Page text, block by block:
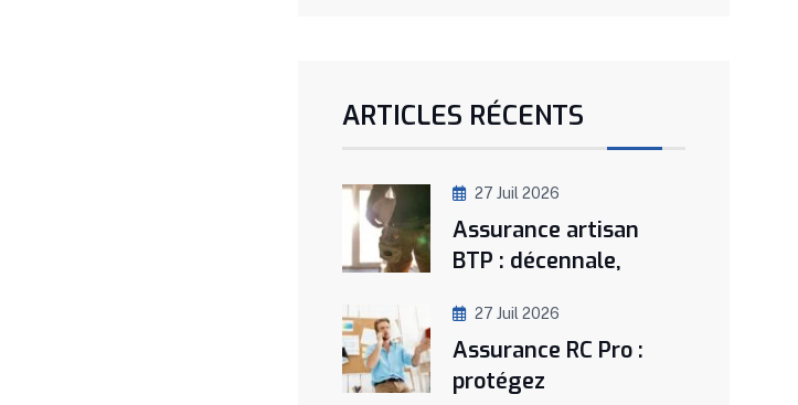
ARTICLES RÉCENTS
27 Juil 2026
Assurance artisan
BTP : décennale,
27 Juil 2026
Assurance RC Pro :
protégez